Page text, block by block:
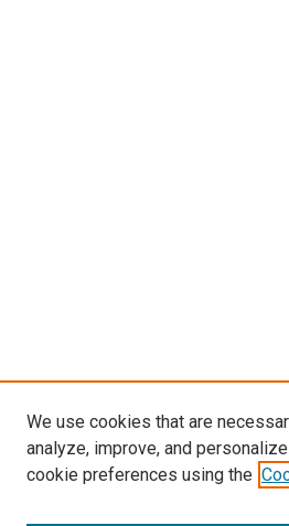
We use cookies that are
analyze, improve, and
cookie preferences using the